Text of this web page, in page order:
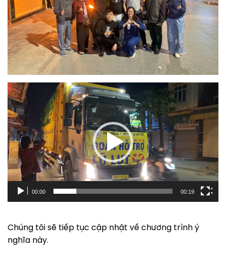
Trình
chơi
Video
00:00 00:19
Chúng tôi sẽ tiếp tục cập nhật về chương trình ý
nghĩa này.